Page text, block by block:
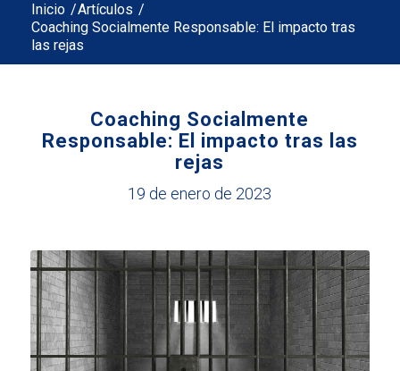
Inicio /Artículos /
Coaching Socialmente Responsable: El impacto tras
las rejas
Coaching Socialmente
Responsable: El impacto tras las
rejas
19 de enero de 2023